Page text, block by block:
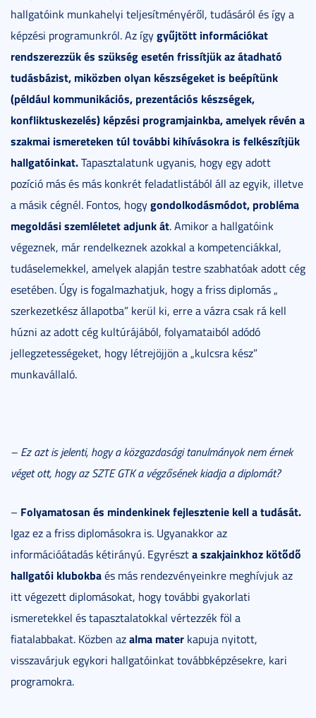
hallgatóink munkahelyi teljesítményéről, tudásáról és így a
képzési programunkról. Az ígygyűjtött információkat
rendszerezzük és szükség esetén frissítjük az átadható
tudásbázist, miközben olyan készségeket is beépítünk
(például kommunikációs, prezentációs készségek,
konfliktuskezelés) képzési programjainkba, amelyek révén a
szakmai ismereteken túl további kihívásokra is felkészítjük
hallgatóinkat.Tapasztalatunk ugyanis, hogy egy adott
pozíció más és más konkrét feladatlistából áll az egyik, illetve
a másik cégnél. Fontos, hogygondolkodásmódot, probléma
megoldási szemléletet adjunk át. Amikor a hallgatóink
végeznek, már rendelkeznek azokkal a kompetenciákkal,
tudáselemekkel, amelyek alapján testre szabhatóak adott cég
esetében. Úgy is fogalmazhatjuk, hogy a friss diplomás „
szerkezetkész állapotba” kerül ki, erre a vázra csak rá kell
húzni az adott cég kultúrájából, folyamataiból adódó
jellegzetességeket, hogy létrejöjjön a „kulcsra kész”
munkavállaló.
– Ez azt is jelenti, hogy a közgazdasági tanulmányok nem érnek
véget ott, hogy az SZTE GTK a végzősének kiadja a diplomát?
– Folyamatosan és mindenkinek fejlesztenie kell a tudását.
Igaz ez a friss diplomásokra is. Ugyanakkor az
információátadás kétirányú. Egyrészta szakjainkhoz kötődő
hallgatói klubokbaés más rendezvényeinkre meghívjuk az
itt végezett diplomásokat, hogy további gyakorlati
ismeretekkel és tapasztalatokkal vértezzék föl a
fiatalabbakat. Közben azalma mater kapuja nyitott,
visszavárjuk egykori hallgatóinkat továbbképzésekre, kari
programokra.